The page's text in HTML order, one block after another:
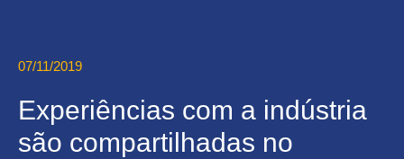
07/11/2019
Experiências com a indústria
são compartilhadas no